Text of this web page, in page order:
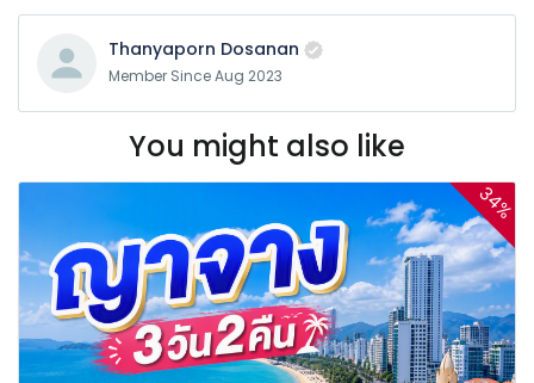
Thanyaporn Dosanan
Member Since Aug 2023
You might also like
34%